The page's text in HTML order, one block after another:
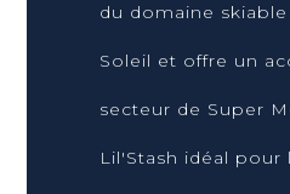
du domaine
Soleil et offre un
secteur de Super
Lil'Stash idéal pour